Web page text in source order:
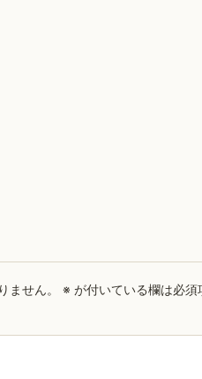
ません。 ※ が付いている欄は必須